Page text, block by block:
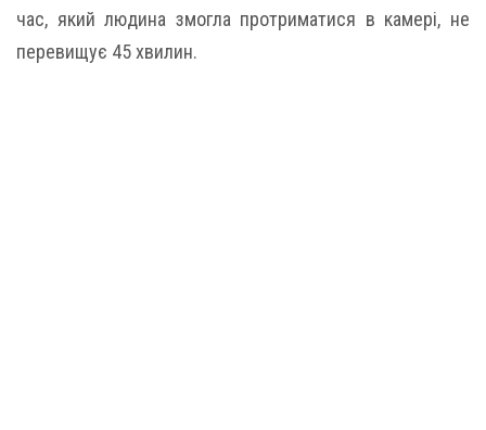
час, який людина змогла протриматися в камері, не
перевищує 45 хвилин.